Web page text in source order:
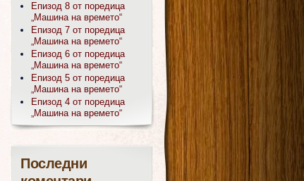
Епизод 8 от поредица
„Машина на времето“
Епизод 7 от поредица
„Машина на времето“
Епизод 6 от поредица
„Машина на времето“
Епизод 5 от поредица
„Машина на времето“
Епизод 4 от поредица
„Машина на времето“
Последни